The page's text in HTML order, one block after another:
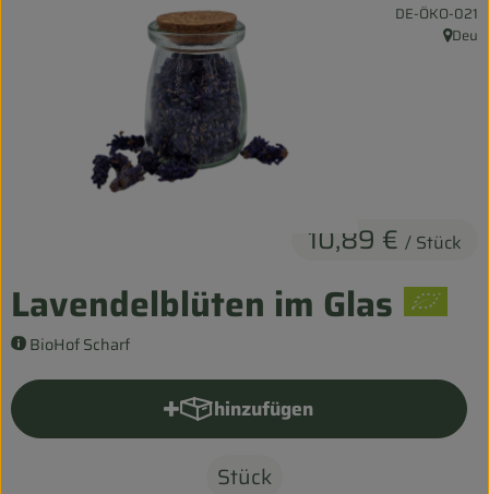
Entspannt durch die FERIEN
Obst & Gemüse
Backwaren
Kosmetik
Biohof erleben
Lavendelblüten im Glas
BioHof Scharf
10,89 € / Stück
, Kontrollstelle:
DE-ÖKO-021
,Deu
hinzufügen
Produkt zum Warenkorb
Stück